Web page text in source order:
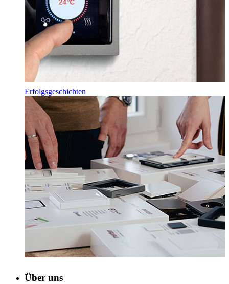
Erfolgsgeschichten
Über uns